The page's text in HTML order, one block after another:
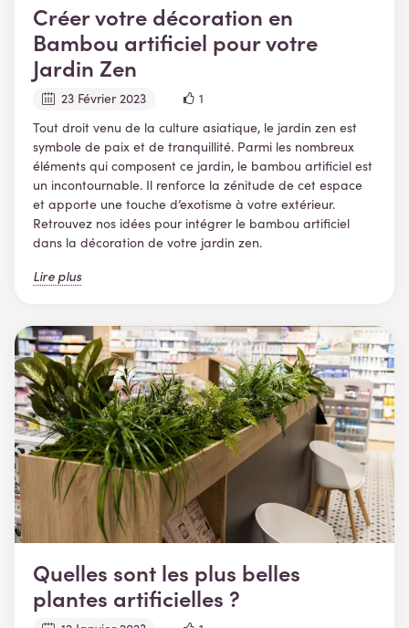
Créer votre décoration en
Bambou artificiel pour votre
Jardin Zen
23 Février 2023
1
Tout droit venu de la culture asiatique, le jardin zen est
symbole de paix et de tranquillité. Parmi les nombreux
éléments qui composent ce jardin, le bambou artificiel est
un incontournable. Il renforce la zénitude de cet espace
et apporte une touche d’exotisme à votre extérieur.
Retrouvez nos idées pour intégrer le bambou artificiel
dans la décoration de votre jardin zen.
Lire plus
Quelles sont les plus belles
plantes artificielles ?